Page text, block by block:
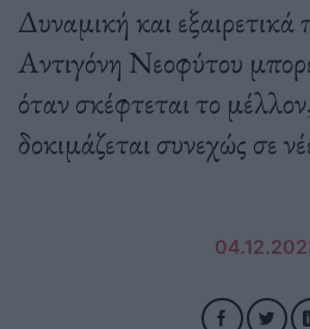
Δυναμική και εξαιρετικά
Αντιγόνη Νεοφύτου
όταν σκέφτεται το
δοκιμάζεται συνεχώς σε